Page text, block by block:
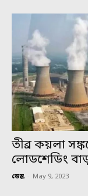
তীব্র কয়লা
লোডশেডিং
ডেস্ক - May 9, 2023